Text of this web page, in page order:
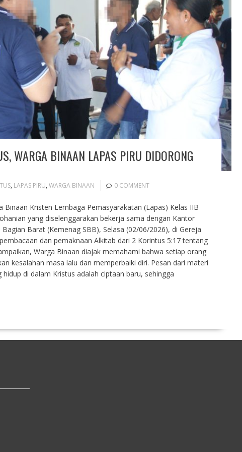
WARGA BINAAN LAPAS PIRU DIDORONG
, LAPAS PIRU, WARGA BINAAN 0 COMMENT
Binaan Kristen Lembaga Pemasyarakatan (Lapas) Kelas IIB
yang diselenggarakan bekerja sama dengan Kantor
Barat (Kemenag SBB), Selasa (02/06/2026), di Gereja
dan pemaknaan Alkitab dari 2 Korintus 5:17 tentang
Warga Binaan diajak memahami bahwa setiap orang
kesalahan masa lalu dan memperbaiki diri. Pesan dari materi
di dalam Kristus adalah ciptaan baru, sehingga